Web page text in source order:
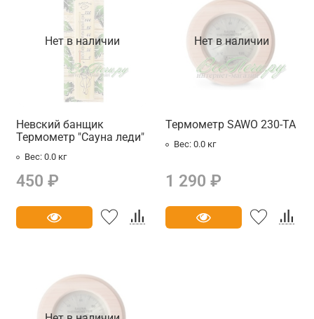
Нет в наличии
Невский банщик
Термометр "Сауна леди"
Вес: 0.0 кг
450 ₽
Нет в наличии
Термометр SAWO 230-TA
Вес: 0.0 кг
1 290 ₽